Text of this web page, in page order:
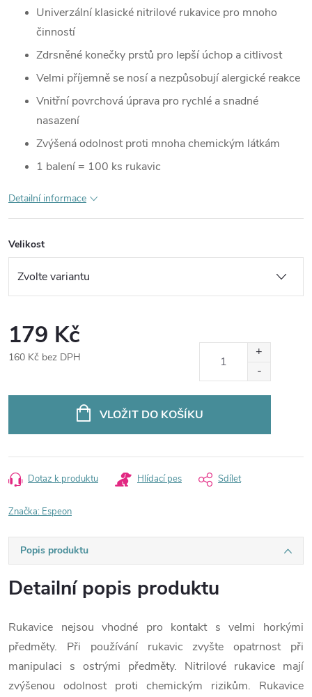
Univerzální klasické nitrilové rukavice pro mnoho
činností
Zdrsněné konečky prstů pro lepší úchop a citlivost
Velmi příjemně se nosí a nezpůsobují alergické reakce
Vnitřní povrchová úprava pro rychlé a snadné
nasazení
Zvýšená odolnost proti mnoha chemickým látkám
1 balení = 100 ks rukavic
Detailní informace
Velikost
179 Kč
160 Kč bez DPH
VLOŽIT DO KOŠÍKU
Dotaz k produktu Hlídací pes Sdílet
Značka: Espeon
Popis produktu
Detailní popis produktu
Rukavice nejsou vhodné pro kontakt s velmi horkými
předměty. Při používání rukavic zvyšte opatrnost při
manipulaci s ostrými předměty. Nitrilové rukavice mají
zvýšenou odolnost proti chemickým rizikům. Rukavice